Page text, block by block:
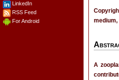
LinkedIn
RSS Feed
For Android
A